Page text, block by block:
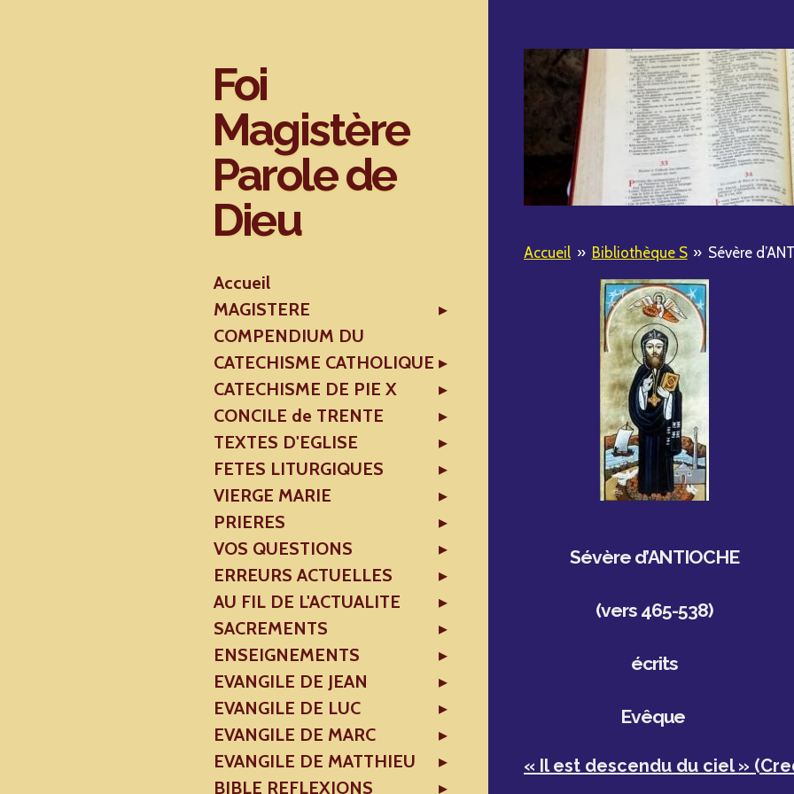
Accueil » Bibliothèque S » Sévère
Sévère d’ANTIOCHE
(vers 465-538)
écrits
Evêque
« Il est descendu du ciel »
Foi
Magistère
Parole de
Dieu
Accueil
MAGISTERE
COMPENDIUM DU
CATECHISME CATHOLIQUE
CATECHISME DE PIE X
CONCILE de TRENTE
TEXTES D'EGLISE
FETES LITURGIQUES
VIERGE MARIE
PRIERES
VOS QUESTIONS
ERREURS ACTUELLES
AU FIL DE L'ACTUALITE
SACREMENTS
ENSEIGNEMENTS
EVANGILE DE JEAN
EVANGILE DE LUC
EVANGILE DE MARC
EVANGILE DE MATTHIEU
BIBLE REFLEXIONS